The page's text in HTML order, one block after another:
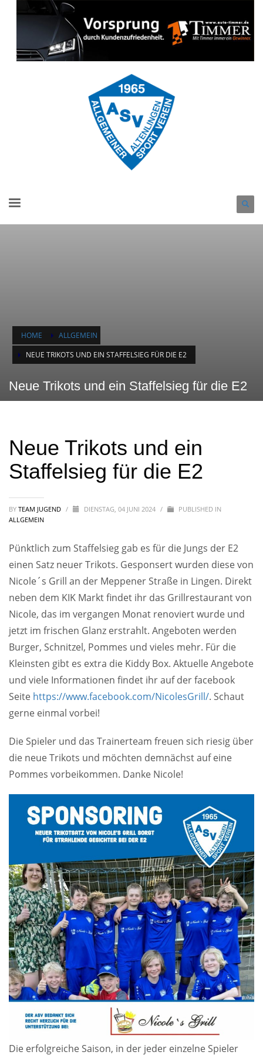
HOME
ALLGEMEIN
NEUE TRIKOTS UND EIN STAFFELSIEG FÜR DIE E2
Neue Trikots und ein Staffelsieg für die E2
Neue Trikots und ein
Staffelsieg für die E2
BY TEAM JUGEND / DIENSTAG, 04 JUNI 2024 /
PUBLISHED IN
ALLGEMEIN
Pünktlich zum Staffelsieg gab es für die Jungs der E2
einen Satz neuer Trikots. Gesponsert wurden diese von
Nicole´s Grill an der Meppener Straße in Lingen. Direkt
neben dem KIK Markt findet ihr das Grillrestaurant von
Nicole, das im vergangen Monat renoviert wurde und
jetzt im frischen Glanz erstrahlt. Angeboten werden
Burger, Schnitzel, Pommes und vieles mehr. Für die
Kleinsten gibt es extra die Kiddy Box. Aktuelle Angebote
und viele Informationen findet ihr auf der facebook
Seite https://www.facebook.com/NicolesGrill/. Schaut
gerne einmal vorbei!
Die Spieler und das Trainerteam freuen sich riesig über
die neue Trikots und möchten demnächst auf eine
Pommes vorbeikommen. Danke Nicole!
Die erfolgreiche Saison, in der jeder einzelne Spieler